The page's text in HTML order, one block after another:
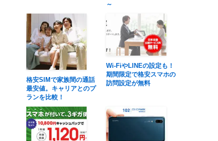
～
格安SIMで家族間の通話
最安値。キャリアとのプ
ランを比較！
Wi-FiやLINEの設定も！
期間限定で格安スマホの
訪問設定が無料